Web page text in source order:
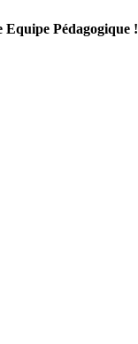
Equipe Pédagogique !